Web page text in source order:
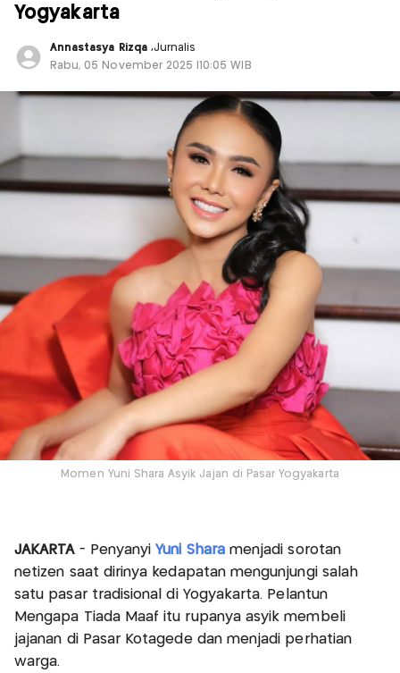
Yogyakarta
Annastasya Rizqa ,Jurnalis
Rabu, 05 November 2025 |10:05 WIB
Momen Yuni Shara Asyik Jajan di Pasar Yogyakarta
JAKARTA- PenyanyiYuni Sharamenjadi sorotan
netizen saat dirinya kedapatan mengunjungi salah
satu pasar tradisional di Yogyakarta. Pelantun
Mengapa Tiada Maaf itu rupanya asyik membeli
jajanan di Pasar Kotagede dan menjadi perhatian
warga.